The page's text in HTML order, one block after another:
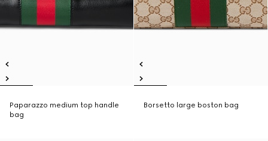
Paparazzo medium top handle
bag
Borsetto large boston bag